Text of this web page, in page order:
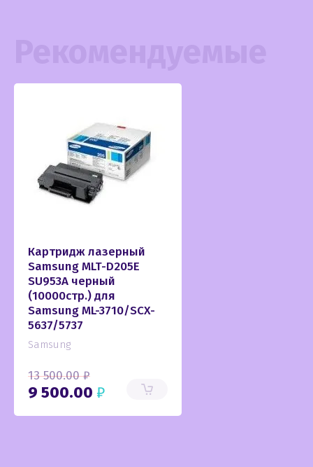
Картридж лазерный
Samsung MLT-D205E
SU953A черный
(10000стр.) для
Samsung ML-3710/SCX-
5637/5737
Samsung
13 500.00 ₽
9 500.00 ₽